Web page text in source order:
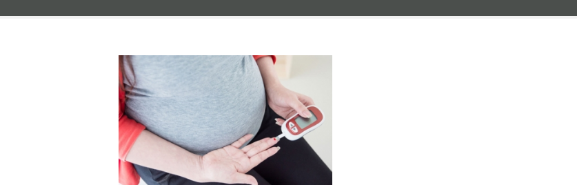
VITI I PARË